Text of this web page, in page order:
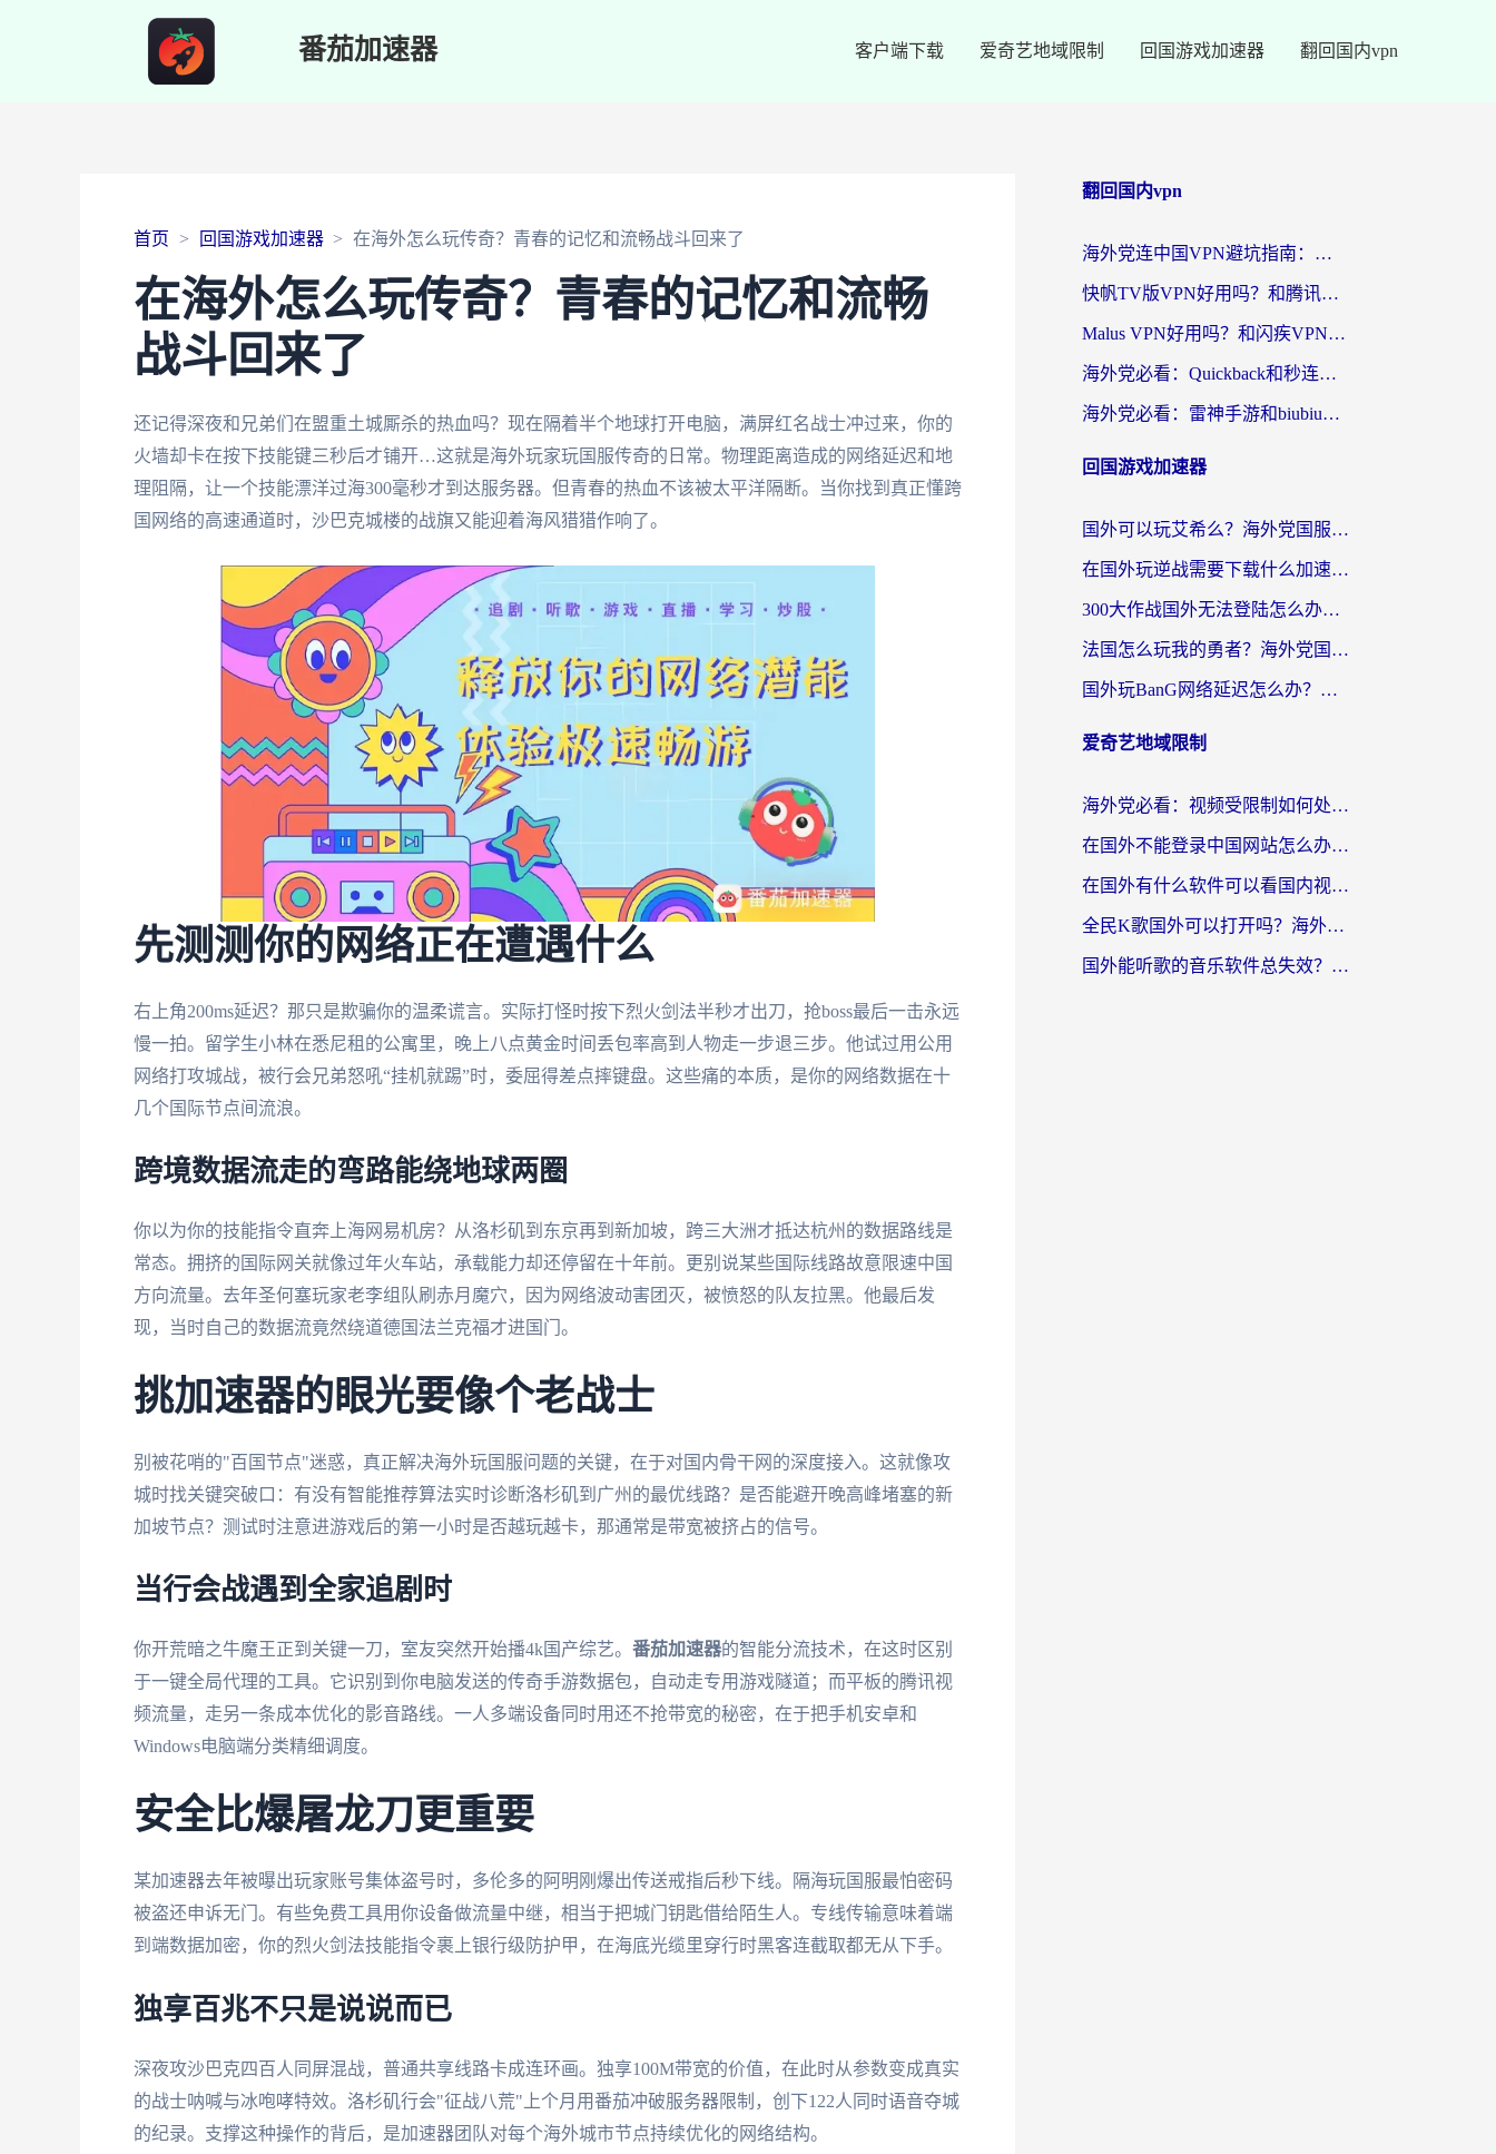
番茄加速器 客户端下载 爱奇艺地域限制 回国游戏加速器 翻回国内vpn
首页 回国游戏加速器 在海外怎么玩传奇？青春的记忆和流畅战斗回来了
在海外怎么玩传奇？青春的记忆和流畅
战斗回来了
还记得深夜和兄弟们在盟重土城厮杀的热血吗？现在隔着半个地球打开电脑，满屏红名战士冲过来，你的
火墙却卡在按下技能键三秒后才铺开…这就是海外玩家玩国服传奇的日常。物理距离造成的网络延迟和地
理阻隔，让一个技能漂洋过海300毫秒才到达服务器。但青春的热血不该被太平洋隔断。当你找到真正懂跨
国网络的高速通道时，沙巴克城楼的战旗又能迎着海风猎猎作响了。
先测测你的网络正在遭遇什么
右上角200ms延迟？那只是欺骗你的温柔谎言。实际打怪时按下烈火剑法半秒才出刀，抢boss最后一击永远
慢一拍。留学生小林在悉尼租的公寓里，晚上八点黄金时间丢包率高到人物走一步退三步。他试过用公用
网络打攻城战，被行会兄弟怒吼“挂机就踢”时，委屈得差点摔键盘。这些痛的本质，是你的网络数据在十
几个国际节点间流浪。
跨境数据流走的弯路能绕地球两圈
你以为你的技能指令直奔上海网易机房？从洛杉矶到东京再到新加坡，跨三大洲才抵达杭州的数据路线是
常态。拥挤的国际网关就像过年火车站，承载能力却还停留在十年前。更别说某些国际线路故意限速中国
方向流量。去年圣何塞玩家老李组队刷赤月魔穴，因为网络波动害团灭，被愤怒的队友拉黑。他最后发
现，当时自己的数据流竟然绕道德国法兰克福才进国门。
挑加速器的眼光要像个老战士
别被花哨的"百国节点"迷惑，真正解决海外玩国服问题的关键，在于对国内骨干网的深度接入。这就像攻
城时找关键突破口：有没有智能推荐算法实时诊断洛杉矶到广州的最优线路？是否能避开晚高峰堵塞的新
加坡节点？测试时注意进游戏后的第一小时是否越玩越卡，那通常是带宽被挤占的信号。
当行会战遇到全家追剧时
你开荒暗之牛魔王正到关键一刀，室友突然开始播4k国产综艺。 番茄加速器的智能分流技术，在这时区别
于一键全局代理的工具。它识别到你电脑发送的传奇手游数据包，自动走专用游戏隧道；而平板的腾讯视
频流量，走另一条成本优化的影音路线。一人多端设备同时用还不抢带宽的秘密，在于把手机安卓和
Windows电脑端分类精细调度。
安全比爆屠龙刀更重要
某加速器去年被曝出玩家账号集体盗号时，多伦多的阿明刚爆出传送戒指后秒下线。隔海玩国服最怕密码
被盗还申诉无门。有些免费工具用你设备做流量中继，相当于把城门钥匙借给陌生人。专线传输意味着端
到端数据加密，你的烈火剑法技能指令裹上银行级防护甲，在海底光缆里穿行时黑客连截取都无从下手。
独享百兆不只是说说而已
深夜攻沙巴克四百人同屏混战，普通共享线路卡成连环画。独享100M带宽的价值，在此时从参数变成真实
的战士呐喊与冰咆哮特效。洛杉矶行会"征战八荒"上个月用番茄冲破服务器限制，创下122人同时语音夺城
的纪录。支撑这种操作的背后，是加速器团队对每个海外城市节点持续优化的网络结构。
翻回国内vpn
海外党连中国VPN避坑指南：如何选到真正能无缝刷国内资源的加速器？
快帆TV版VPN好用吗？和腾讯VPN对比哪个回国效果更好？海外党必看的真实体验指南
Malus VPN好用吗？和闪疾VPN对比哪个回国效果更好？海外华人的实用避坑指南
海外党必看：Quickback和秒连好用吗？3步选对回国加速器，无缝刷国内资源
海外党必看：雷神手游和biubiu好用吗？3招选对回国加速器无缝刷国内资源
回国游戏加速器
国外可以玩艾希么？海外党国服游戏畅玩终极指南（附加速器选择秘籍）
在国外玩逆战需要下载什么加速器呢？海外党亲测有效的国服游戏加速指南
300大作战国外无法登陆怎么办？海外玩家亲测有效的解决指南
法国怎么玩我的勇者？海外党国服游戏不卡攻略，附3款热门游戏加速实测
国外玩BanG网络延迟怎么办？海外玩家亲测有效的国服游戏加速指南
爱奇艺地域限制
海外党必看：视频受限制如何处理？3步解决国内剧番“看不了”难题
在国外不能登录中国网站怎么办？3步选对回国加速器，无缝刷剧、办业务
在国外有什么软件可以看国内视频？留学生亲测的追剧救星来了
全民K歌国外可以打开吗？海外党听歌听书无限制的实用指南
国外能听歌的音乐软件总失效？这篇教你怎么在海外流畅听网易云